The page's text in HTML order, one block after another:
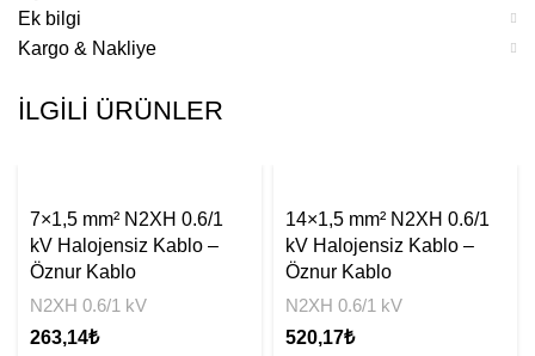
Ek bilgi
Kargo & Nakliye
İLGILI ÜRÜNLER
7×1,5 mm² N2XH 0.6/1
kV Halojensiz Kablo –
Öznur Kablo
N2XH 0.6/1 kV
263,14₺
14×1,5 mm² N2XH 0.6/1
kV Halojensiz Kablo –
Öznur Kablo
N2XH 0.6/1 kV
520,17₺